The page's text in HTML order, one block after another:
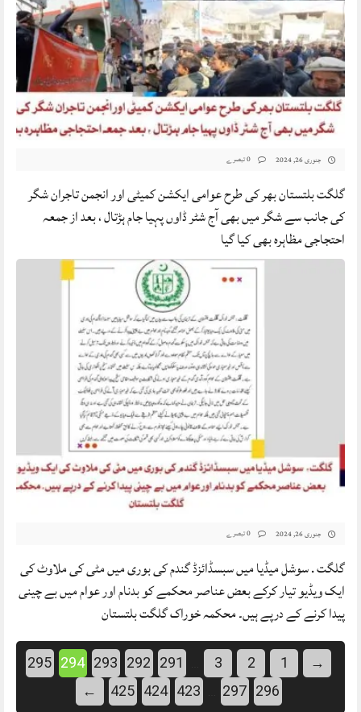
جنوری 26, 2024
گلگت بلتستان بھر کی طرح عوامی ایکشن کمیٹی اور انجمن تاجران شگر
کی جانب سے شگر میں بھی آج شٹر ڈاوں پہیا جام ہڑتال ، بعد از جمعہ
احتجاجی مظاہرہ بھی کیا گیا
جنوری 26, 2024
گلگت . سوشل میڈیا میں سبسڈائزڈ گندم کی بوری میں مٹی کی ملاوٹ کی
ایک ویڈیو تیار کرکے بعض عناصر محکمے کو بدنام اور عوام میں بے چینی
پیدا کرنے کے درپے ہیں۔ محکمہ خوراک گلگت بلتستان
→
1
2
3
291
292
293
294
295
296
297
423
424
425
←